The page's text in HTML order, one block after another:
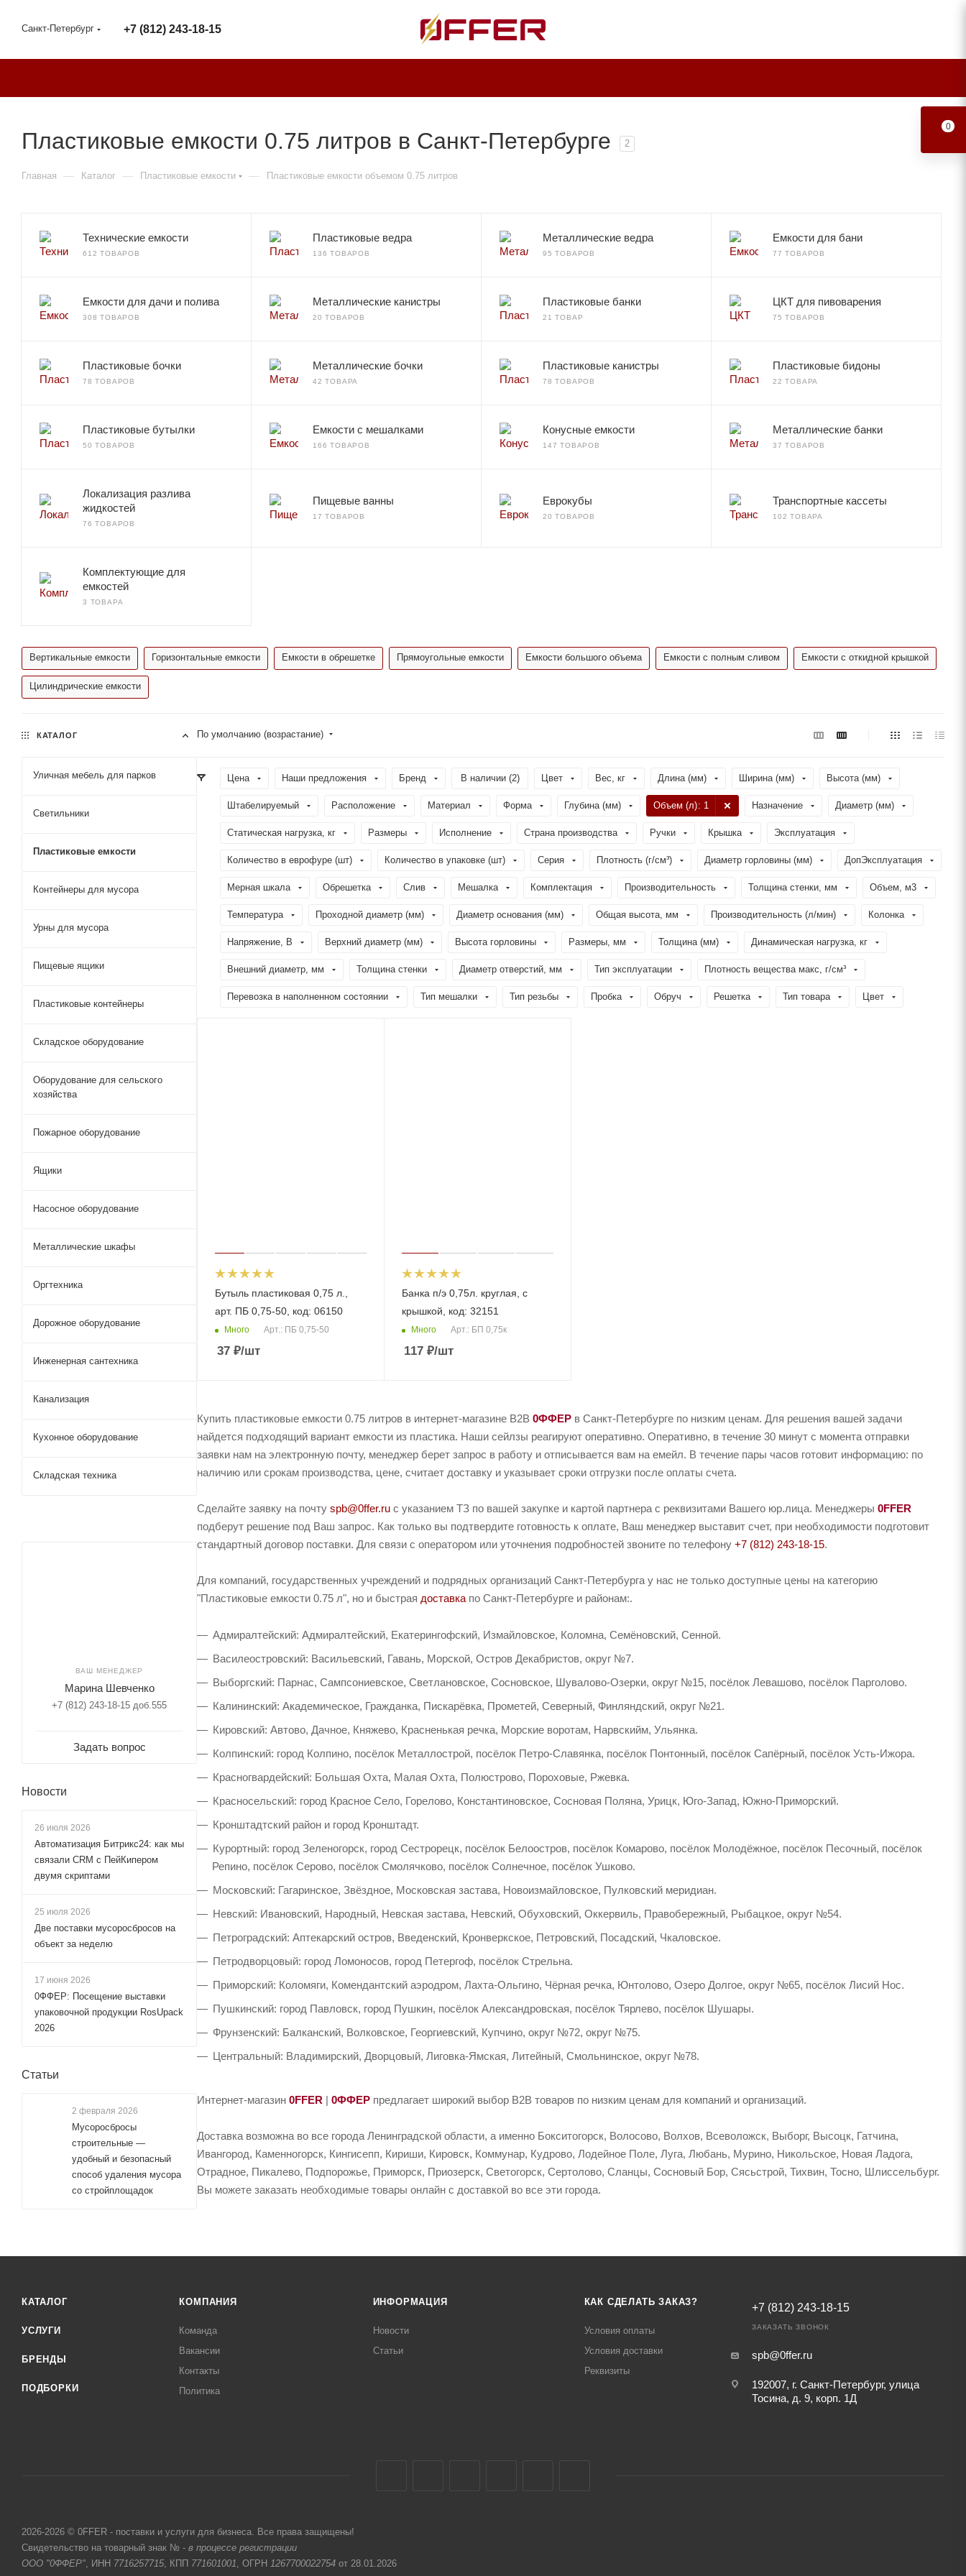
Санкт-Петербург +7 (812) 243-18-15
Пластиковые емкости 0.75 литров в Санкт-Петербурге 2
Главная — Каталог — Пластиковые емкости — Пластиковые емкости объемом 0.75 литров
Технические емкости
612 ТОВАРОВ
Пластиковые ведра
136 ТОВАРОВ
Металлические ведра
95 ТОВАРОВ
Емкости для бани
77 ТОВАРОВ
Емкости для дачи и полива
308 ТОВАРОВ
Металлические канистры
20 ТОВАРОВ
Пластиковые банки
21 ТОВАР
ЦКТ для пивоварения
75 ТОВАРОВ
Пластиковые бочки
78 ТОВАРОВ
Металлические бочки
42 ТОВАРА
Пластиковые канистры
78 ТОВАРОВ
Пластиковые бидоны
22 ТОВАРА
Пластиковые бутылки
50 ТОВАРОВ
Емкости с мешалками
166 ТОВАРОВ
Конусные емкости
147 ТОВАРОВ
Металлические банки
37 ТОВАРОВ
Локализация разлива
жидкостей
76 ТОВАРОВ
Пищевые ванны
17 ТОВАРОВ
Еврокубы
20 ТОВАРОВ
Транспортные кассеты
102 ТОВАРА
Комплектующие для
емкостей
3 ТОВАРА
Вертикальные емкости Горизонтальные емкости Емкости в обрешетке Прямоугольные емкости Емкости большого объема Емкости с полным сливом Емкости с откидной крышкой
Цилиндрические емкости
По умолчанию (возрастание)
Цена Наши предложения Бренд В наличии (2) Цвет Вес, кг Длина (мм) Ширина (мм) Высота (мм)
Штабелируемый Расположение Материал Форма Глубина (мм) Объем (л): 1 Назначение Диаметр (мм)
Статическая нагрузка, кг Размеры Исполнение Страна производства Ручки Крышка Эксплуатация
Количество в еврофуре (шт) Количество в упаковке (шт) Серия Плотность (г/см³) Диаметр горловины (мм) ДопЭксплуатация
Мерная шкала Обрешетка Слив Мешалка Комплектация Производительность Толщина стенки, мм Объем, м3
Температура Проходной диаметр (мм) Диаметр основания (мм) Общая высота, мм Производительность (л/мин) Колонка
Напряжение, В Верхний диаметр (мм) Высота горловины Размеры, мм Толщина (мм) Динамическая нагрузка, кг
Внешний диаметр, мм Толщина стенки Диаметр отверстий, мм Тип эксплуатации Плотность вещества макс, г/см³
Перевозка в наполненном состоянии Тип мешалки Тип резьбы Пробка Обруч Решетка Тип товара Цвет
Бутыль пластиковая 0,75 л.,
арт. ПБ 0,75-50, код: 06150
Много Арт.: ПБ 0,75-50
37 ₽/шт
Банка п/э 0,75л. круглая, с
крышкой, код: 32151
Много Арт.: БП 0,75к
117₽/шт
Купить пластиковые емкости 0.75 литров в интернет-магазине B2B 0ФФЕР в Санкт-Петербурге по низким ценам. Для решения вашей задачи
найдется подходящий вариант емкости из пластика. Наши сейлзы реагируют оперативно. Оперативно, в течение 30 минут с момента отправки
заявки нам на электронную почту, менеджер берет запрос в работу и отписывается вам на емейл. В течение пары часов готовит информацию: по
наличию или срокам производства, цене, считает доставку и указывает сроки отгрузки после оплаты счета.
Сделайте заявку на почту spb@0ffer.ru с указанием ТЗ по вашей закупке и картой партнера с реквизитами Вашего юр.лица. Менеджеры 0FFER
подберут решение под Ваш запрос. Как только вы подтвердите готовность к оплате, Ваш менеджер выставит счет, при необходимости подготовит
стандартный договор поставки. Для связи с оператором или уточнения подробностей звоните по телефону +7 (812) 243-18-15.
Для компаний, государственных учреждений и подрядных организаций Санкт-Петербурга у нас не только доступные цены на категорию
"Пластиковые емкости 0.75 л", но и быстрая доставка по Санкт-Петербурге и районам:.
Адмиралтейский: Адмиралтейский, Екатерингофский, Измайловское, Коломна, Семёновский, Сенной.
Василеостровский: Васильевский, Гавань, Морской, Остров Декабристов, округ №7.
Выборгский: Парнас, Сампсониевское, Светлановское, Сосновское, Шувалово-Озерки, округ №15, посёлок Левашово, посёлок Парголово.
Калининский: Академическое, Гражданка, Пискарёвка, Прометей, Северный, Финляндский, округ №21.
Кировский: Автово, Дачное, Княжево, Красненькая речка, Морские воротам, Нарвскийм, Ульянка.
Колпинский: город Колпино, посёлок Металлострой, посёлок Петро-Славянка, посёлок Понтонный, посёлок Сапёрный, посёлок Усть-Ижора.
Красногвардейский: Большая Охта, Малая Охта, Полюстрово, Пороховые, Ржевка.
Красносельский: город Красное Село, Горелово, Константиновское, Сосновая Поляна, Урицк, Юго-Запад, Южно-Приморский.
Кронштадтский район и город Кронштадт.
Курортный: город Зеленогорск, город Сестрорецк, посёлок Белоостров, посёлок Комарово, посёлок Молодёжное, посёлок Песочный, посёлок
Репино, посёлок Серово, посёлок Смолячково, посёлок Солнечное, посёлок Ушково.
Московский: Гагаринское, Звёздное, Московская застава, Новоизмайловское, Пулковский меридиан.
Невский: Ивановский, Народный, Невская застава, Невский, Обуховский, Оккервиль, Правобережный, Рыбацкое, округ №54.
Петроградский: Аптекарский остров, Введенский, Кронверкское, Петровский, Посадский, Чкаловское.
Петродворцовый: город Ломоносов, город Петергоф, посёлок Стрельна.
Приморский: Коломяги, Комендантский аэродром, Лахта-Ольгино, Чёрная речка, Юнтолово, Озеро Долгое, округ №65, посёлок Лисий Нос.
Пушкинский: город Павловск, город Пушкин, посёлок Александровская, посёлок Тярлево, посёлок Шушары.
Фрунзенский: Балканский, Волковское, Георгиевский, Купчино, округ №72, округ №75.
Центральный: Владимирский, Дворцовый, Лиговка-Ямская, Литейный, Смольнинское, округ №78.
Интернет-магазин 0FFER | 0ФФЕР предлагает широкий выбор B2B товаров по низким ценам для компаний и организаций.
Доставка возможна во все города Ленинградской области, а именно Бокситогорск, Волосово, Волхов, Всеволожск, Выборг, Высоцк, Гатчина,
Ивангород, Каменногорск, Кингисепп, Кириши, Кировск, Коммунар, Кудрово, Лодейное Поле, Луга, Любань, Мурино, Никольское, Новая Ладога,
Отрадное, Пикалево, Подпорожье, Приморск, Приозерск, Светогорск, Сертолово, Сланцы, Сосновый Бор, Сясьстрой, Тихвин, Тосно, Шлиссельбург.
Вы можете заказать необходимые товары онлайн с доставкой во все эти города.
КАТАЛОГ
Уличная мебель для парков
Светильники
Пластиковые емкости
Контейнеры для мусора
Урны для мусора
Пищевые ящики
Пластиковые контейнеры
Складское оборудование
Оборудование для сельского
хозяйства
Пожарное оборудование
Ящики
Насосное оборудование
Металлические шкафы
Оргтехника
Дорожное оборудование
Инженерная сантехника
Канализация
Кухонное оборудование
Складская техника
ВАШ МЕНЕДЖЕР
Марина Шевченко
+7 (812) 243-18-15 доб.555
Задать вопрос
Новости
26 июля 2026
Автоматизация Битрикс24: как мы
связали CRM с ПейКипером
двумя скриптами
25 июля 2026
Две поставки мусоросбросов на
объект за неделю
17 июня 2026
0ФФЕР: Посещение выставки
упаковочной продукции RosUpack
2026
Статьи
2 февраля 2026
Мусоросбросы
строительные —
удобный и безопасный
способ удаления мусора
со стройплощадок
КАТАЛОГ
УСЛУГИ
БРЕНДЫ
ПОДБОРКИ
КОМПАНИЯ
Команда
Вакансии
Контакты
Политика
ИНФОРМАЦИЯ
Новости
Статьи
КАК СДЕЛАТЬ ЗАКАЗ?
Условия оплаты
Условия доставки
Реквизиты
+7 (812) 243-18-15
ЗАКАЗАТЬ ЗВОНОК
spb@0ffer.ru
192007, г. Санкт-Петербург, улица
Тосина, д. 9, корп. 1Д
2026-2026 © 0FFER - поставки и услуги для бизнеса. Все права защищены!
Свидетельство на товарный знак № - в процессе регистрации
ООО "0ФФЕР", ИНН 7716257715, КПП 771601001, ОГРН 1267700022754 от 28.01.2026
0